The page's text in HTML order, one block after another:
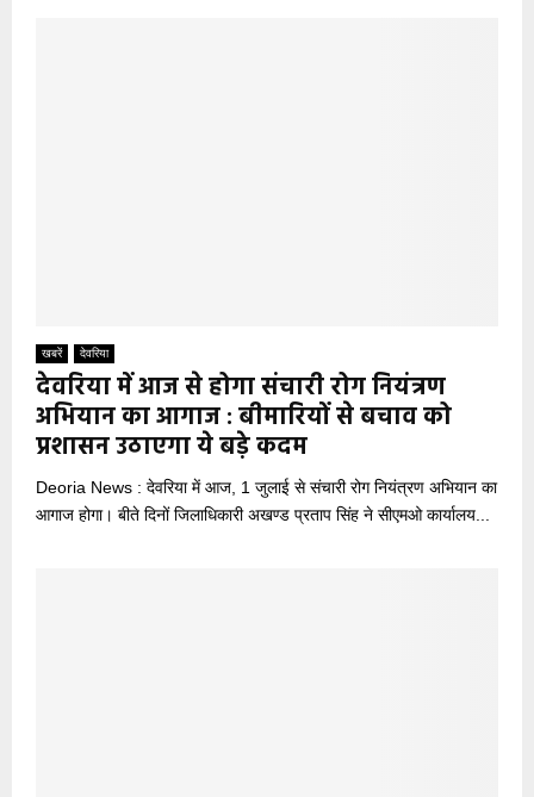
खबरें देवरिया
देवरिया में आज से होगा संचारी रोग नियंत्रण
अभियान का आगाज : बीमारियों से बचाव को
प्रशासन उठाएगा ये बड़े कदम
Deoria News : देवरिया में आज, 1 जुलाई से संचारी रोग नियंत्रण अभियान का
आगाज होगा। बीते दिनों जिलाधिकारी अखण्ड प्रताप सिंह ने सीएमओ कार्यालय...